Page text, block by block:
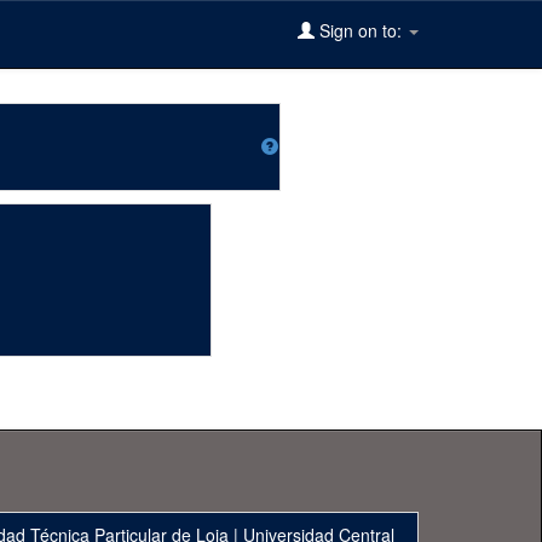
Sign on to:
Técnica Particular de Loja | Universidad Central